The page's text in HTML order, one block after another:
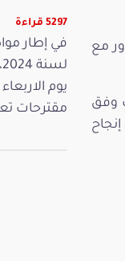
مع
وفق
5297 قراءة
في إطار
مقترحات